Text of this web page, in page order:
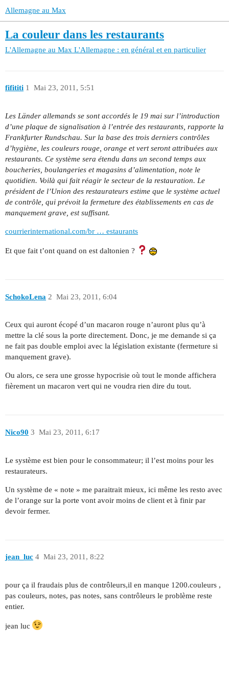
Allemagne au Max
La couleur dans les restaurants
L'Allemagne au Max L'Allemagne : en général et en particulier
fifititi Mai 23, 2011, 5:51
1
Les Länder allemands se sont accordés le 19 mai sur l’introduction
d’une plaque de signalisation à l’entrée des restaurants, rapporte la
Frankfurter Rundschau. Sur la base des trois derniers contrôles
d’hygiène, les couleurs rouge, orange et vert seront attribuées aux
restaurants. Ce système sera étendu dans un second temps aux
boucheries, boulangeries et magasins d’alimentation, note le
quotidien. Voilà qui fait réagir le secteur de la restauration. Le
président de l’Union des restaurateurs estime que le système actuel
de contrôle, qui prévoit la fermeture des établissements en cas de
manquement grave, est suffisant.
courrierinternational.com/br … estaurants
Et que fait t’ont quand on est daltonien ?
SchokoLena Mai 23, 2011, 6:04
2
Ceux qui auront écopé d’un macaron rouge n’auront plus qu’à
mettre la clé sous la porte directement. Donc, je me demande si ça
ne fait pas double emploi avec la législation existante (fermeture si
manquement grave).
Ou alors, ce sera une grosse hypocrisie où tout le monde affichera
fièrement un macaron vert qui ne voudra rien dire du tout.
Nico90 Mai 23, 2011, 6:17
3
Le système est bien pour le consommateur; il l’est moins pour les
restaurateurs.
Un système de « note » me paraitrait mieux, ici même les resto avec
de l’orange sur la porte vont avoir moins de client et à finir par
devoir fermer.
jean_luc Mai 23, 2011, 8:22
4
pour ça il fraudais plus de contrôleurs,il en manque 1200.couleurs ,
pas couleurs, notes, pas notes, sans contrôleurs le problème reste
entier.
jean luc